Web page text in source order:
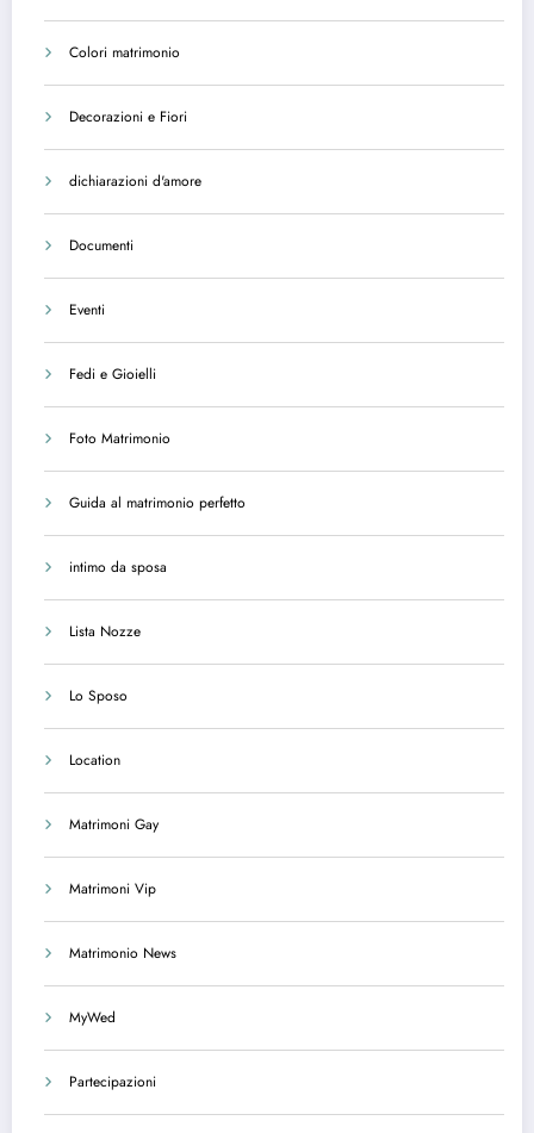
Colori matrimonio
Decorazioni e Fiori
dichiarazioni d'amore
Documenti
Eventi
Fedi e Gioielli
Foto Matrimonio
Guida al matrimonio perfetto
intimo da sposa
Lista Nozze
Lo Sposo
Location
Matrimoni Gay
Matrimoni Vip
Matrimonio News
MyWed
Partecipazioni